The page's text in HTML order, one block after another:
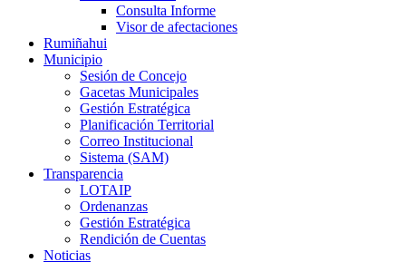
Consulta Informe
Visor de afectaciones
Rumiñahui
Municipio
Sesión de Concejo
Gacetas Municipales
Gestión Estratégica
Planificación Territorial
Correo Institucional
Sistema (SAM)
Transparencia
LOTAIP
Ordenanzas
Gestión Estratégica
Rendición de Cuentas
Noticias